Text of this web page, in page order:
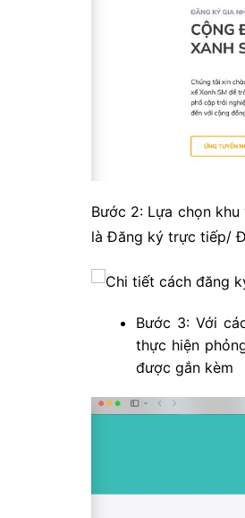
Bước 2: Lựa chọn
là Đăng ký trực tiếp/
Bước 3: Với
thực hiện
được gắn kèm